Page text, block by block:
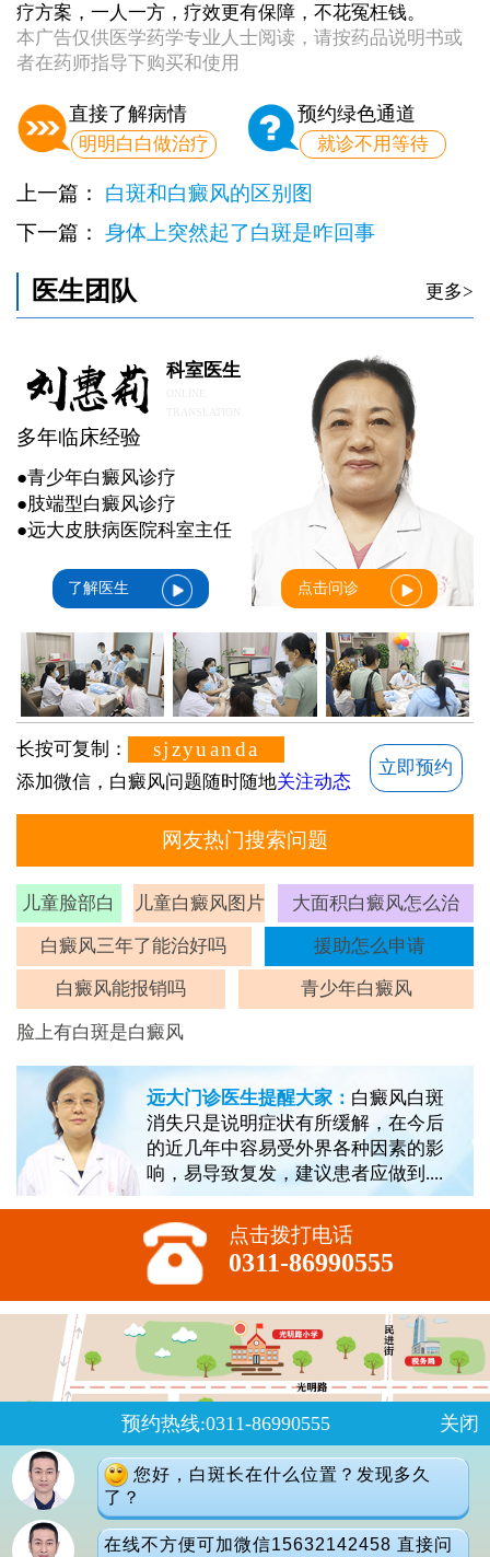
疗方案，一人一方，疗效更有保障，不花冤枉钱。
本广告仅供医学药学专业人士阅读，请按药品说明书或
者在药师指导下购买和使用
直接了解病情
明明白白做治疗
预约绿色通道
就诊不用等待
上一篇： 白斑和白癜风的区别图
下一篇： 身体上突然起了白斑是咋回事
医生团队 更多>
科室医生
多年临床经验
●青少年白癜风诊疗
●肢端型白癜风诊疗
●远大皮肤病医院科室主任
了解医生 点击问诊
长按可复制： sjzyuanda
添加微信，白癜风问题随时随地关注动态
立即预约
网友热门搜索问题
儿童脸部白
斑
儿童白癜风图片 大面积白癜风怎么治
白癜风三年了能治好吗 援助怎么申请
白癜风能报销吗 青少年白癜风
脸上有白斑是白癜风
远大门诊医生提醒大家： 白癜风白斑
消失只是说明症状有所缓解，在今后
的近几年中容易受外界各种因素的影
响，易导致复发，建议患者应做到....
点击拨打电话
0311-86990555
预约热线:0311-86990555 关闭
您好，白斑长在什么位置？发现多久
了？
在线不方便可加微信15632142458 直接问